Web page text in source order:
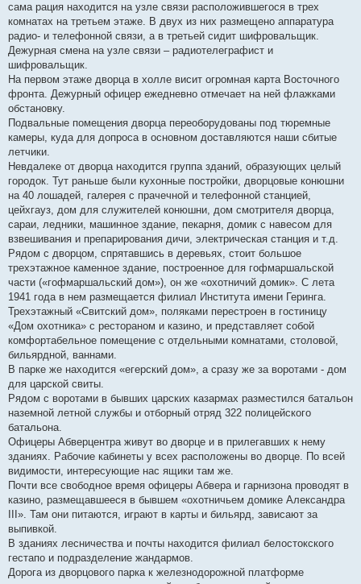
сама рация находится на узле связи расположившегося в трех
комнатах на третьем этаже. В двух из них размещено аппаратура
радио- и телефонной связи, а в третьей сидит шифровальщик.
Дежурная смена на узле связи – радиотелеграфист и
шифровальщик.
На первом этаже дворца в холле висит огромная карта Восточного
фронта. Дежурный офицер ежедневно отмечает на ней флажками
обстановку.
Подвальные помещения дворца переоборудованы под тюремные
камеры, куда для допроса в основном доставляются наши сбитые
летчики.
Невдалеке от дворца находится группа зданий, образующих целый
городок. Тут раньше были кухонные постройки, дворцовые конюшни
на 40 лошадей, галерея с прачечной и телефонной станцией,
цейхгауз, дом для служителей конюшни, дом смотрителя дворца,
сараи, ледники, машинное здание, пекарня, домик с навесом для
взвешивания и препарирования дичи, электрическая станция и т.д.
Рядом с дворцом, спрятавшись в деревьях, стоит большое
трехэтажное каменное здание, построенное для гофмаршальской
части («гофмаршальский дом»), он же «охотничий домик». С лета
1941 года в нем размещается филиал Института имени Геринга.
Трехэтажный «Свитский дом», поляками перестроен в гостиницу
«Дом охотника» с рестораном и казино, и представляет собой
комфортабельное помещение с отдельными комнатами, столовой,
бильярдной, ваннами.
В парке же находится «егерский дом», а сразу же за воротами - дом
для царской свиты.
Рядом с воротами в бывших царских казармах разместился батальон
наземной летной службы и отборный отряд 322 полицейского
батальона.
Офицеры Абверцентра живут во дворце и в прилегавших к нему
зданиях. Рабочие кабинеты у всех расположены во дворце. По всей
видимости, интересующие нас ящики там же.
Почти все свободное время офицеры Абвера и гарнизона проводят в
казино, размещавшееся в бывшем «охотничьем домике Александра
III». Там они питаются, играют в карты и бильярд, зависают за
выпивкой.
В зданиях лесничества и почты находится филиал белостокского
гестапо и подразделение жандармов.
Дорога из дворцового парка к железнодорожной платформе